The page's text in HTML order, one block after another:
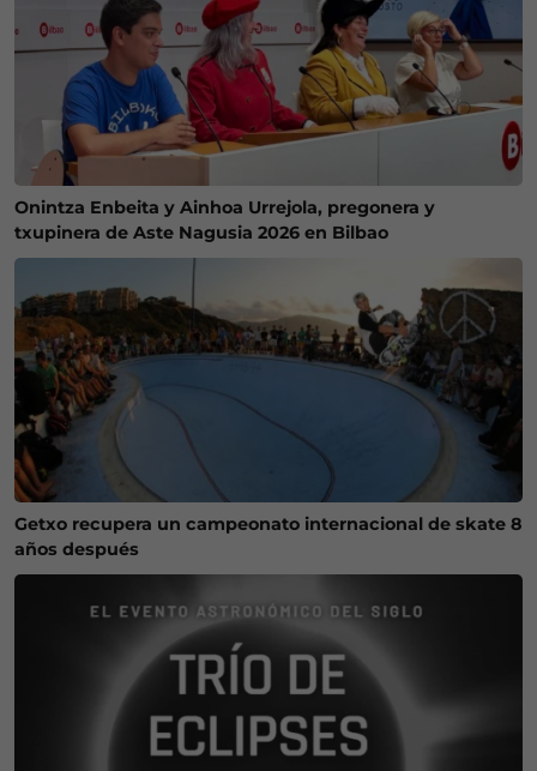
Onintza Enbeita y Ainhoa Urrejola, pregonera y
txupinera de Aste Nagusia 2026 en Bilbao
Getxo recupera un campeonato internacional de skate 8
años después